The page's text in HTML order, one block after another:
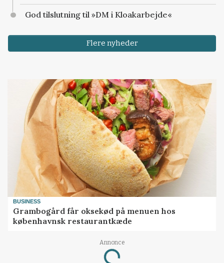
God tilslutning til »DM i Kloakarbejde«
Flere nyheder
BUSINESS
Grambogård får oksekød på menuen hos
københavnsk restaurantkæde
Annonce
Loading...